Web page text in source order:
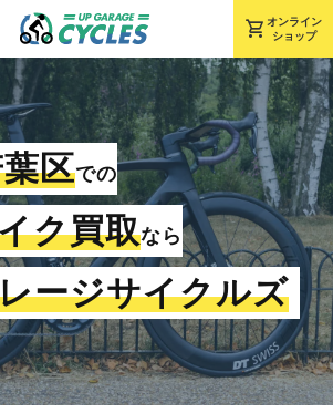
shopping_cart オンライン
ショップ
区での
ク買取なら
ージサイクルズ